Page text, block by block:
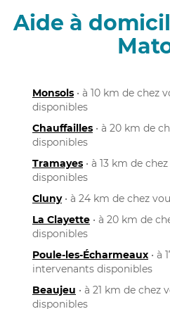
Aide à
Monsols • à 10 km de chez
disponibles
Chauffailles • à 20 km de
disponibles
Tramayes • à 13 km de
disponibles
Cluny• à 24 km de chez
La Clayette • à 20 km de
disponibles
Poule-les-Écharmeaux • à
intervenants disponibles
Beaujeu • à 21 km de chez
disponibles